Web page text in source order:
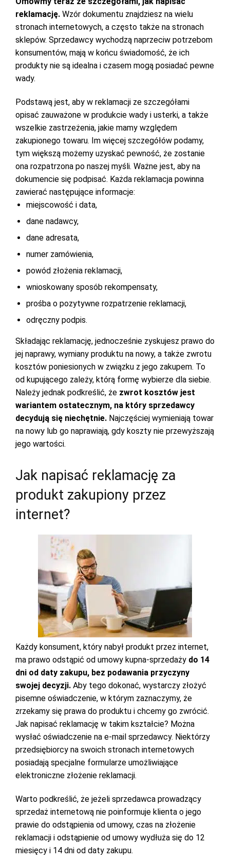
reklamację. Wzór dokumentu znajdziesz na wielu
stronach internetowych, a często także na stronach
sklepów. Sprzedawcy wychodzą naprzeciw potrzebom
konsumentów, mają w końcu świadomość, że ich
produkty nie są idealna i czasem mogą posiadać pewne
wady.
Podstawą jest, aby w reklamacji ze szczegółami
opisać zauważone w produkcie wady i usterki, a także
wszelkie zastrzeżenia, jakie mamy względem
zakupionego towaru. Im więcej szczegółów podamy,
tym większą możemy uzyskać pewność, że zostanie
ona rozpatrzona po naszej myśli. Ważne jest, aby na
dokumencie się podpisać. Każda reklamacja powinna
zawierać następujące informacje:
miejscowość i data,
dane nadawcy,
dane adresata,
numer zamówienia,
powód złożenia reklamacji,
wnioskowany sposób rekompensaty,
prośba o pozytywne rozpatrzenie reklamacji,
odręczny podpis.
Składając reklamację, jednocześnie zyskujesz prawo do
jej naprawy, wymiany produktu na nowy, a także zwrotu
kosztów poniesionych w związku z jego zakupem. To
od kupującego zależy, którą formę wybierze dla siebie.
Należy jednak podkreślić, że zwrot kosztów jest
wariantem ostatecznym, na który sprzedawcy
decydują się niechętnie. Najczęściej wymieniają towar
na nowy lub go naprawiają, gdy koszty nie przewyższają
jego wartości.
Jak napisać reklamację za
produkt zakupiony przez
internet?
Każdy konsument, który nabył produkt przez internet,
ma prawo odstąpić od umowy kupna-sprzedaży do 14
dni od daty zakupu, bez podawania przyczyny
swojej decyzji. Aby tego dokonać, wystarczy złożyć
pisemne oświadczenie, w którym zaznaczymy, że
zrzekamy się prawa do produktu i chcemy go zwrócić.
Jak napisać reklamację w takim kształcie? Można
wysłać oświadczenie na e-mail sprzedawcy. Niektórzy
przedsiębiorcy na swoich stronach internetowych
posiadają specjalne formularze umożliwiające
elektroniczne złożenie reklamacji.
Warto podkreślić, że jeżeli sprzedawca prowadzący
sprzedaż internetową nie poinformuje klienta o jego
prawie do odstąpienia od umowy, czas na złożenie
reklamacji i odstąpienie od umowy wydłuża się do 12
miesięcy i 14 dni od daty zakupu.